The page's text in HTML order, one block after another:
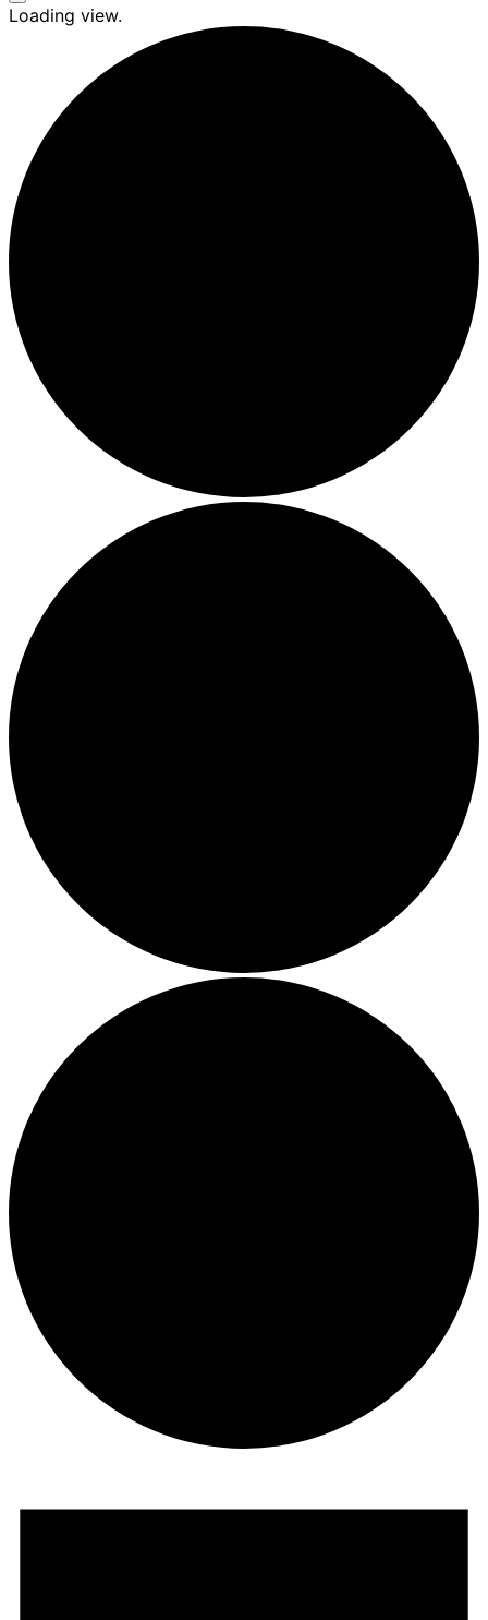
Seitenleiste
&
Loading view.